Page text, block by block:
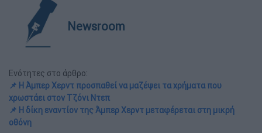
Newsroom
Ενότητες στο άρθρο:
📌 Η Άμπερ Χερντ προσπαθεί να μαζέψει τα χρήματα που
χρωστάει στον Τζόνι Ντεπ
📌 Η δίκη εναντίον της Άμπερ Χερντ μεταφέρεται στη μικρή
οθόνη